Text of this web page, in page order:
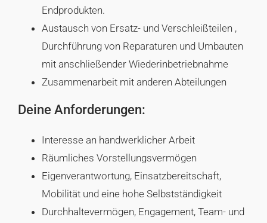
Endprodukten.
Austausch von Ersatz- und Verschleißteilen ,
Durchführung von Reparaturen und Umbauten
mit anschließender Wiederinbetriebnahme
Zusammenarbeit mit anderen Abteilungen
Deine Anforderungen:
Interesse an handwerklicher Arbeit
Räumliches Vorstellungsvermögen
Eigenverantwortung, Einsatzbereitschaft,
Mobilität und eine hohe Selbstständigkeit
Durchhaltevermögen, Engagement, Team- und